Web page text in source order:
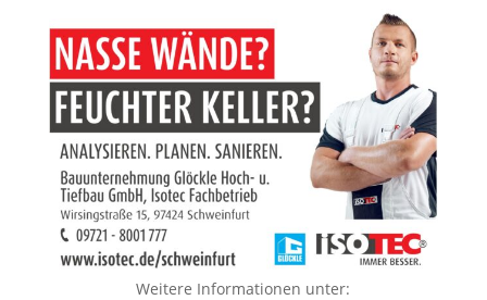
Weitere Informationen unter: